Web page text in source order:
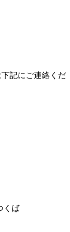
記にご連絡くだ
くば